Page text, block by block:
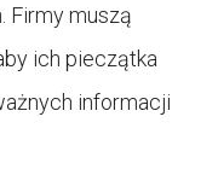
Firmy muszą
ich pieczątka
informacji